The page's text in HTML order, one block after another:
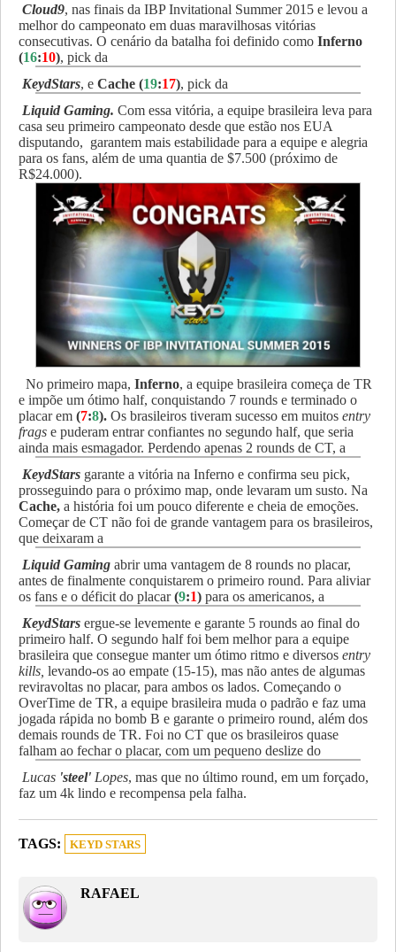
Cloud9, nas finais da IBP Invitational Summer 2015 e levou a
melhor do campeonato em duas maravilhosas vitórias
consecutivas. O cenário da batalha foi definido como Inferno
(16:10), pick da
KeydStars, e Cache (19:17), pick da
Liquid Gaming. Com essa vitória, a equipe brasileira leva para
casa seu primeiro campeonato desde que estão nos EUA
disputando, garantem mais estabilidade para a equipe e alegria
para os fans, além de uma quantia de $7.500 (próximo de
R$24.000).
No primeiro mapa, Inferno, a equipe brasileira começa de TR
e impõe um ótimo half, conquistando 7 rounds e terminado o
placar em (7:8). Os brasileiros tiveram sucesso em muitos entry
frags e puderam entrar confiantes no segundo half, que seria
ainda mais esmagador. Perdendo apenas 2 rounds de CT, a
KeydStars garante a vitória na Inferno e confirma seu pick,
prosseguindo para o próximo map, onde levaram um susto. Na
Cache, a história foi um pouco diferente e cheia de emoções.
Começar de CT não foi de grande vantagem para os brasileiros,
que deixaram a
Liquid Gaming abrir uma vantagem de 8 rounds no placar,
antes de finalmente conquistarem o primeiro round. Para aliviar
os fans e o déficit do placar(9:1) para os americanos, a
KeydStars ergue-se levemente e garante 5 rounds ao final do
primeiro half. O segundo half foi bem melhor para a equipe
brasileira que consegue manter um ótimo ritmo e diversos entry
kills, levando-os ao empate (15-15), mas não antes de algumas
reviravoltas no placar, para ambos os lados. Começando o
OverTime de TR, a equipe brasileira muda o padrão e faz uma
jogada rápida no bomb B e garante o primeiro round, além dos
demais rounds de TR. Foi no CT que os brasileiros quase
falham ao fechar o placar, com um pequeno deslize do
Lucas 'steel' Lopes, mas que no último round, em um forçado,
faz um 4k lindo e recompensa pela falha.
TAGS: KEYD STARS
RAFAEL